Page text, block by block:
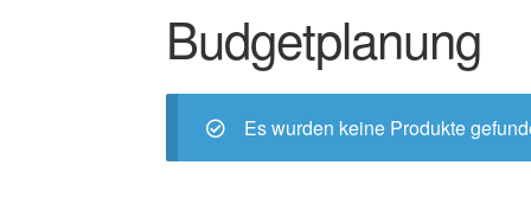
Budgetplanung
Es wurden keine Produkte